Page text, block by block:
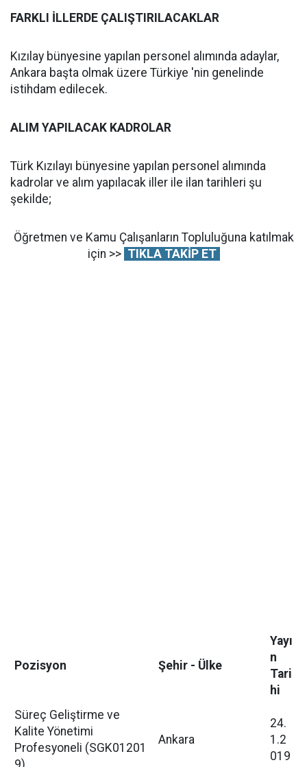
FARKLI İLLERDE ÇALIŞTIRILACAKLAR
Kızılay bünyesine yapılan personel alımında adaylar,
Ankara başta olmak üzere Türkiye 'nin genelinde
istihdam edilecek.
ALIM YAPILACAK KADROLAR
Türk Kızılayı bünyesine yapılan personel alımında
kadrolar ve alım yapılacak iller ile ilan tarihleri şu
şekilde;
Öğretmen ve Kamu Çalışanların Topluluğuna katılmak
için >> TIKLA TAKİP ET
Pozisyon Şehir - Ülke
Yayı
n
Tari
hi
Süreç Geliştirme ve
Kalite Yönetimi
Profesyoneli (SGK01201
9)
Ankara
24.
1.2
019